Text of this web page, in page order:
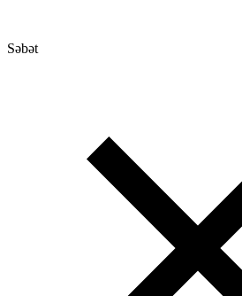
Səbət